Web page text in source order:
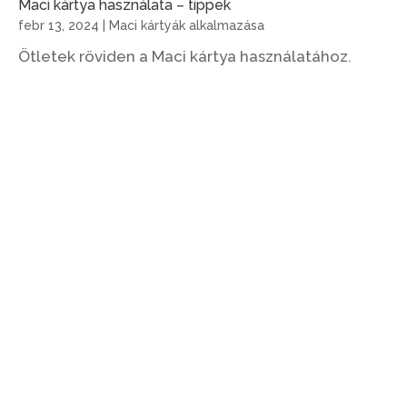
Maci kártya használata – tippek
febr 13, 2024 Maci kártyák alkalmazása
Ötletek röviden a Maci kártya használatához.